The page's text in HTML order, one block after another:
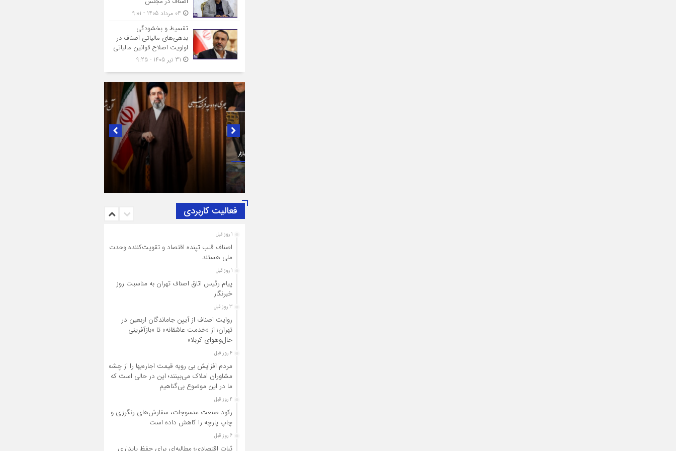
تقسیط و بخشودگی
بدهی‌های مالیاتی اصناف در
اولویت اصلاح قوانین مالیاتی
در لبیک به تصمیم سرنوشت‌ساز مجلس خبرگان رهبری؛
پیام تبریک و بیعت رئیس اتاق اصناف تهران از
طرف اصناف و بازاریان با مقام معظّم رهبری،
حضرت آیت‌الله سید مجتبی خامنه‌ای (حفظه‌الله)
فعالیت کاربردی
1 روز قبل
اصناف قلب تپنده اقتصاد و تقویت‌کننده وحدت
ملی هستند
1 روز قبل
پیام رئیس اتاق اصناف تهران به مناسبت روز
خبرنگار
3 روز قبل
روایت اصناف از آیین جاماندگان اربعین در
تهران؛ از «خدمت عاشقانه» تا «بازآفرینی
حال‌وهوای کربلا»
4 روز قبل
مردم افزایش بی رویه قیمت اجاره‌بها را از چشم
مشاوران املاک می‌بینند؛ این در حالی است که
ما در این موضوع بی‌گناهیم
4 روز قبل
رکود صنعت منسوجات، سفارش‌های رنگرزی و
چاپ پارچه را کاهش داده است
6 روز قبل
ثبات اقتصادی؛ مطالبه‌ای برای حفظ پایداری